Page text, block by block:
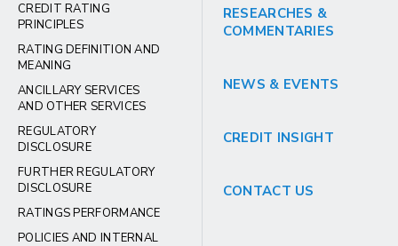
CREDIT RATING
PRINCIPLES
RATING DEFINITION AND
MEANING
ANCILLARY SERVICES
AND OTHER SERVICES
REGULATORY
DISCLOSURE
FURTHER REGULATORY
DISCLOSURE
RATINGS PERFORMANCE
POLICIES AND INTERNAL
RESEARCHES &
COMMENTARIES
NEWS & EVENTS
CREDIT INSIGHT
CONTACT US